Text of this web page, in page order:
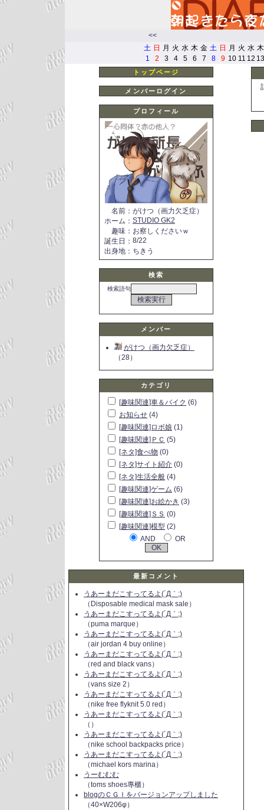
<<
土 日 月 火 水 木 金 土 日 月 火 水 木
1
2 3 4 5 6 7 8 9 10 11 12 13
トップページ
メンバーログイン
プロフィール
名前 ： がけつ（画力欠乏症）
ホーム ： STUDIO GK2
趣味 ： お察しくださいｗ
誕生日 ： 8/22
出身地 ： ちきう
検索
検索語句
メンバー
がけつ（画力欠乏症）
（28）
カテゴリ
[趣味関連]車＆バイク (6)
お知らせ (4)
[趣味関連]ロボ娘 (1)
[趣味関連]ＰＣ (5)
[ネタ]食べ物 (0)
[ネタ]サイト紹介 (0)
[ネタ]生活全般 (4)
[趣味関連]ゲーム (6)
[趣味関連]お絵かき (3)
[趣味関連]ＳＳ (0)
[趣味関連]模型 (2)
AND
OR
最新コメント
うあーまだこすってるよ(´Д｀;)
（Disposable medical mask sale）
うあーまだこすってるよ(´Д｀;)
（puma marque）
うあーまだこすってるよ(´Д｀;)
（air jordan 4 buy online）
うあーまだこすってるよ(´Д｀;)
（red and black vans）
うあーまだこすってるよ(´Д｀;)
（vans size 2）
うあーまだこすってるよ(´Д｀;)
（nike free flyknit 5.0 red）
うあーまだこすってるよ(´Д｀;)
（）
うあーまだこすってるよ(´Д｀;)
（nike school backpacks price）
うあーまだこすってるよ(´Д｀;)
（michael kors marina）
うーむむむ
（toms shoes專櫃）
blogのＣＧＩをバージョンアップしました
（40×W206φ）